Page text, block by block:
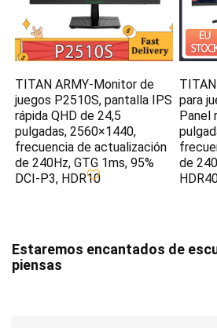
TITAN ARMY-Monitor de
juegos P2510S, pantalla IPS
rápida QHD de 24,5
pulgadas, 2560×1440,
frecuencia de actualización
de 240Hz, GTG 1ms, 95%
DCI-P3, HDR10
para
Panel
de
Estaremos encantados de
piensas